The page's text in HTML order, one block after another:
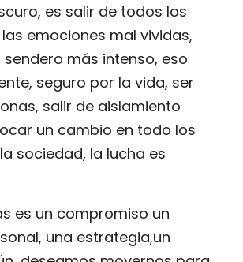
es salir de todos los
emociones mal vividas,
más intenso, eso
seguro por la vida, ser
salir de aislamiento
un cambio en todo los
sociedad, la lucha es
es un compromiso un
una estrategia,un